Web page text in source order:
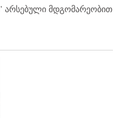
არსებული მდგომარეობით